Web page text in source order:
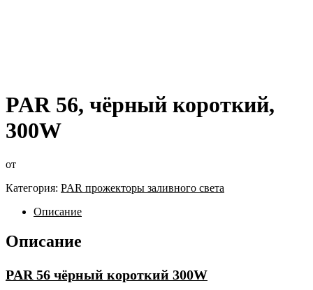
PAR 56, чёрный короткий,
300W
от
Категория: PAR прожекторы заливного света
Описание
Описание
PAR 56 чёрный короткий 300W